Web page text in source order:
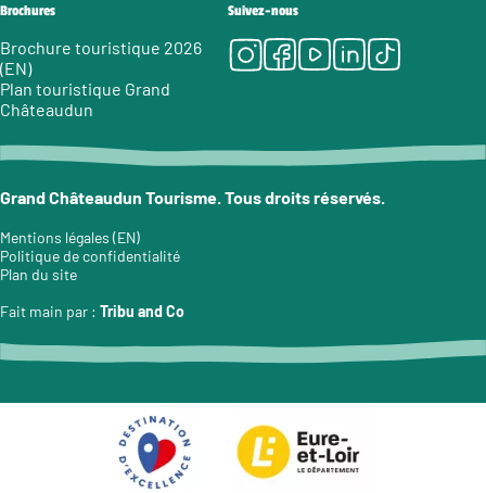
Brochures
Brochure touristique 2026
(EN)
Plan touristique Grand
Châteaudun
Suivez-nous
Instagram
Facebook
Youtube
LinkedIn
Tiktok
Grand Châteaudun Tourisme. Tous droits réservés.
Mentions légales (EN)
Politique de confidentialité
Plan du site
Fait main par : Tribu and Co